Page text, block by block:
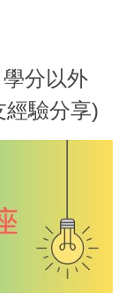
分以外
經驗分享)